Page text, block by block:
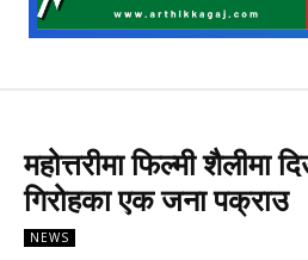
महोत्तरीमा फिल्मी शैलीमा
गिरोहका एक जना पक्राउ
NEWS